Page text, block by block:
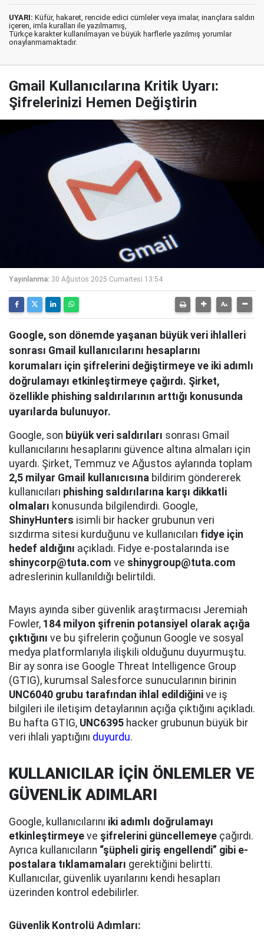
UYARI: Küfür, hakaret, rencide edici cümleler veya imalar, inançlara saldırı
içeren, imla kuralları ile yazılmamış,
Türkçe karakter kullanılmayan ve büyük harflerle yazılmış yorumlar
onaylanmamaktadır.
Gmail Kullanıcılarına Kritik Uyarı:
Şifrelerinizi Hemen Değiştirin
Yayınlanma: 30 Ağustos 2025 Cumartesi 13:54
Google, son dönemde yaşanan büyük veri ihlalleri
sonrası Gmail kullanıcılarını hesaplarını
korumaları için şifrelerini değiştirmeye ve iki adımlı
doğrulamayı etkinleştirmeye çağırdı. Şirket,
özellikle phishing saldırılarının arttığı konusunda
uyarılarda bulunuyor.
Google, son büyük veri saldırıları sonrası Gmail
kullanıcılarını hesaplarını güvence altına almaları için
uyardı. Şirket, Temmuz ve Ağustos aylarında toplam
2,5 milyar Gmail kullanıcısına bildirim göndererek
kullanıcıları phishing saldırılarına karşı dikkatli
olmaları konusunda bilgilendirdi. Google,
ShinyHunters isimli bir hacker grubunun veri
sızdırma sitesi kurduğunu ve kullanıcıları fidye için
hedef aldığını açıkladı. Fidye e-postalarında ise
shinycorp@tuta.com ve shinygroup@tuta.com
adreslerinin kullanıldığı belirtildi.
Mayıs ayında siber güvenlik araştırmacısı Jeremiah
Fowler, 184 milyon şifrenin potansiyel olarak açığa
çıktığını ve bu şifrelerin çoğunun Google ve sosyal
medya platformlarıyla ilişkili olduğunu duyurmuştu.
Bir ay sonra ise Google Threat Intelligence Group
(GTIG), kurumsal Salesforce sunucularının birinin
UNC6040 grubu tarafından ihlal edildiğini ve iş
bilgileri ile iletişim detaylarının açığa çıktığını açıkladı.
Bu hafta GTIG, UNC6395 hacker grubunun büyük bir
veri ihlali yaptığını duyurdu.
KULLANICILAR İÇİN ÖNLEMLER VE
GÜVENLİK ADIMLARI
Google, kullanıcılarını iki adımlı doğrulamayı
etkinleştirmeye ve şifrelerini güncellemeye çağırdı.
Ayrıca kullanıcıların “şüpheli giriş engellendi” gibi e-
postalara tıklamamaları gerektiğini belirtti.
Kullanıcılar, güvenlik uyarılarını kendi hesapları
üzerinden kontrol edebilirler.
Güvenlik Kontrolü Adımları: